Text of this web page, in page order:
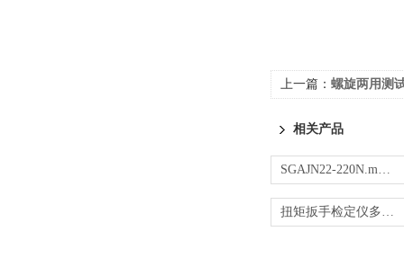
上一篇： 螺旋两用测
相关产品
SGAJN22-220N.m便携式扭力测试仪 传感器动力
扭矩扳手检定仪多少钱